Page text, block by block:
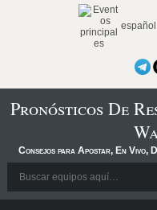
español
Pronósticos De
Consejos para Apostar, En Vivo,